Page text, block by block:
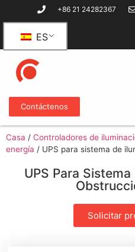
+86 21 24282367
ES
Contáctenos
Casa / Controladores de
energía / UPS para sistema de
UPS Para
Solicitar